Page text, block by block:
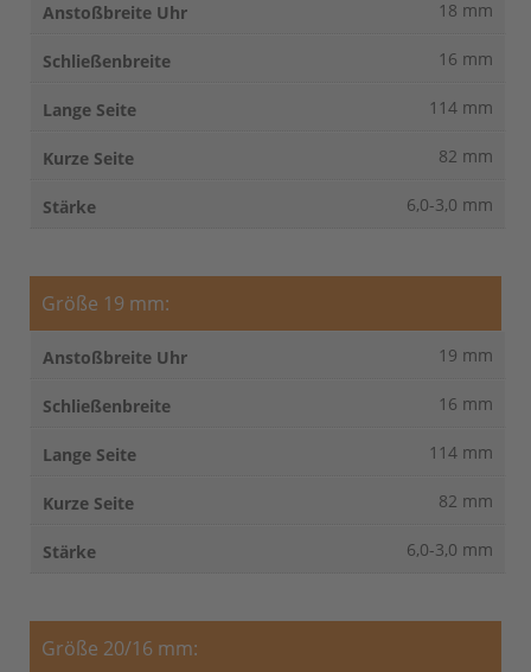
18 mm
16 mm
114 mm
82 mm
6,0-3,0 mm
Größe 19 mm:
19 mm
16 mm
114 mm
82 mm
6,0-3,0 mm
Größe 20/16 mm: